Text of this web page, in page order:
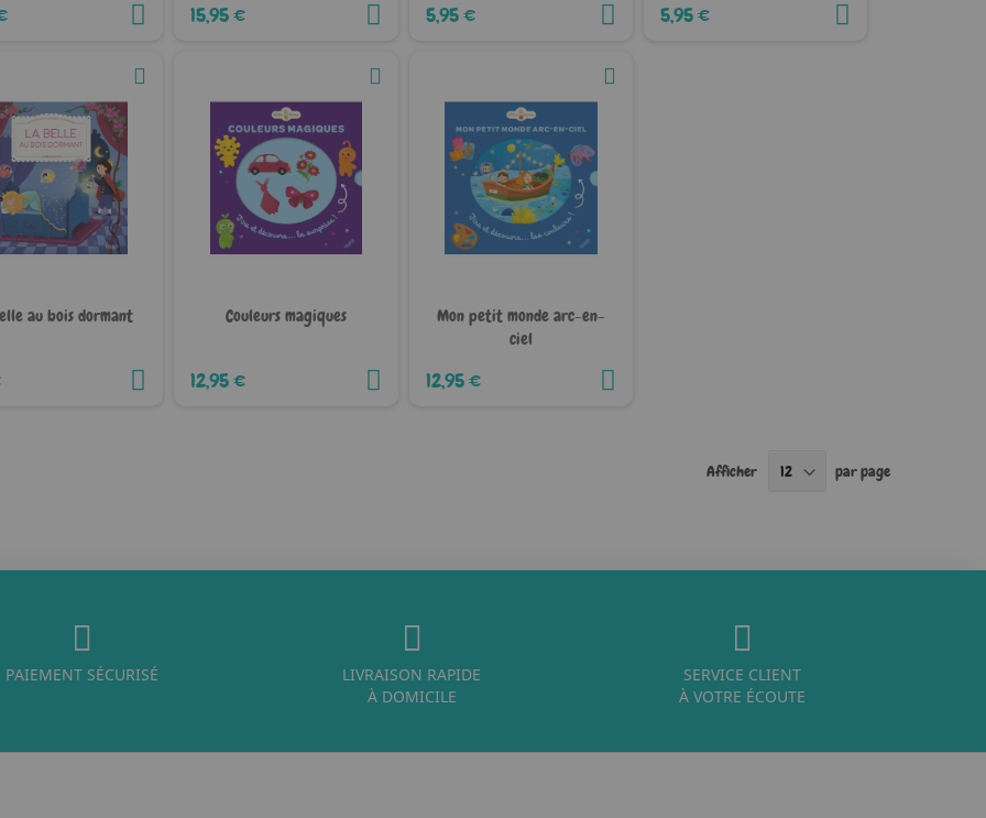
15,95 € 5,95 € 5,95 €
au bois dormant Couleurs magiques
12,95 €
Mon petit monde arc-en-
ciel
12,95 €
Afficher par page
PAIEMENT SÉCURISÉ
LIVRAISON RAPIDE
À DOMICILE
SERVICE CLIENT
À VOTRE ÉCOUTE